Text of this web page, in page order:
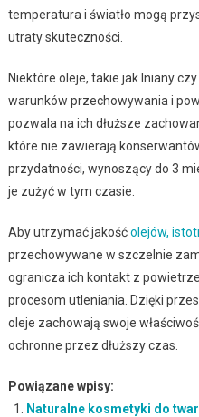
temperatura i światło mogą
utraty skuteczności.
Niektóre oleje, takie jak lniany
warunków przechowywania i
pozwala na ich dłuższe
które nie zawierają
przydatności, wynoszący do 3
je zużyć w tym czasie.
Aby utrzymać jakośćolejów,
przechowywane w szczelnie
ogranicza ich kontakt z
procesom utleniania. Dzięki
oleje zachowają swoje
ochronne przez dłuższy czas.
Powiązane wpisy:
Naturalne kosmetyki do